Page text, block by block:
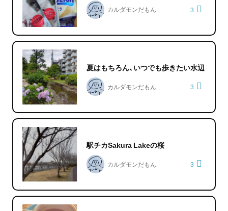
カルダモンだもん 3
夏はもちろん、いつでも歩きたい水辺
カルダモンだもん 3
駅チカSakura Lakeの桜
カルダモンだもん 3